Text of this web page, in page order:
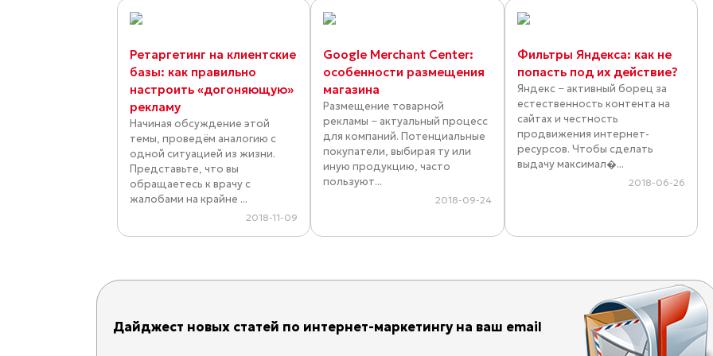
Ретаргетинг на клиентские
базы: как правильно
настроить «догоняющую»
рекламу
Начиная обсуждение этой
темы, проведём аналогию с
одной ситуацией из жизни.
Представьте, что вы
обращаетесь к врачу с
жалобами на крайне ...
2018-11-09
Google Merchant Center:
особенности размещения
магазина
Размещение товарной
рекламы − актуальный процесс
для компаний. Потенциальные
покупатели, выбирая ту или
иную продукцию, часто
пользуют...
2018-09-24
Фильтры Яндекса: как не
попасть под их действие?
Яндекс − активный борец за
естественность контента на
сайтах и честность
продвижения интернет-
ресурсов. Чтобы сделать
выдачу максимал�...
2018-06-26
Дайджест новых статей по интернет-маркетингу на ваш email